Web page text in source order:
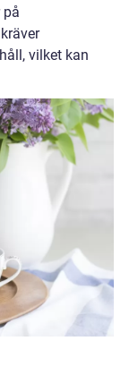
på
vilket kan